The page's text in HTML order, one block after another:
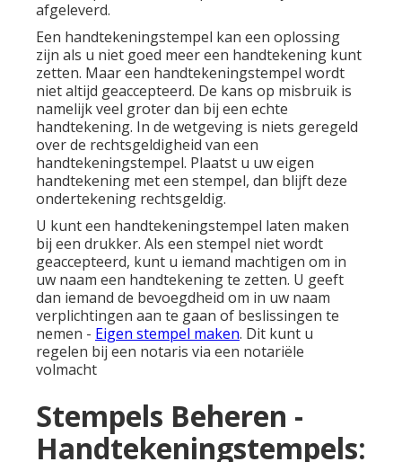
afgeleverd.
Een handtekeningstempel kan een oplossing
zijn als u niet goed meer een handtekening kunt
zetten. Maar een handtekeningstempel wordt
niet altijd geaccepteerd. De kans op misbruik is
namelijk veel groter dan bij een echte
handtekening. In de wetgeving is niets geregeld
over de rechtsgeldigheid van een
handtekeningstempel. Plaatst u uw eigen
handtekening met een stempel, dan blijft deze
ondertekening rechtsgeldig.
U kunt een handtekeningstempel laten maken
bij een drukker. Als een stempel niet wordt
geaccepteerd, kunt u iemand machtigen om in
uw naam een handtekening te zetten. U geeft
dan iemand de bevoegdheid om in uw naam
verplichtingen aan te gaan of beslissingen te
nemen - Eigen stempel maken. Dit kunt u
regelen bij een notaris via een notariële
volmacht
Stempels Beheren -
Handtekeningstempels: